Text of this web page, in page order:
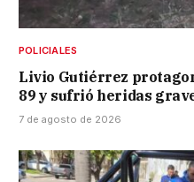
POLICIALES
Livio Gutiérrez
89 y sufrió heridas
7 de agosto de 2026